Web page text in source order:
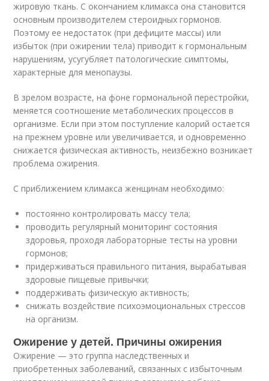
жировую ткань. С окончанием климакса она становится
основным производителем стероидных гормонов.
Поэтому ее недостаток (при дефиците массы) или
избыток (при ожирении тела) приводит к гормональным
нарушениям, усугубляет патологические симптомы,
характерные для менопаузы.
В зрелом возрасте, на фоне гормональной перестройки,
меняется соотношение метаболических процессов в
организме. Если при этом поступление калорий остается
на прежнем уровне или увеличивается, и одновременно
снижается физическая активность, неизбежно возникает
проблема ожирения.
С приближением климакса женщинам необходимо:
постоянно контролировать массу тела;
проводить регулярный мониторинг состояния
здоровья, проходя лабораторные тесты на уровни
гормонов;
придерживаться правильного питания, вырабатывая
здоровые пищевые привычки;
поддерживать физическую активность;
снижать воздействие психоэмоциональных стрессов
на организм.
Ожирение у детей. Причины ожирения
Ожирение — это группа наследственных и
приобретенных заболеваний, связанных с избыточным